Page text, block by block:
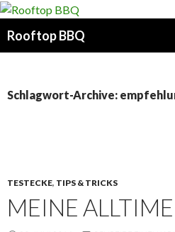
Rooftop BBQ
Schlagwort-Archive:
TESTECKE, TIPS & TRICKS
MEINE